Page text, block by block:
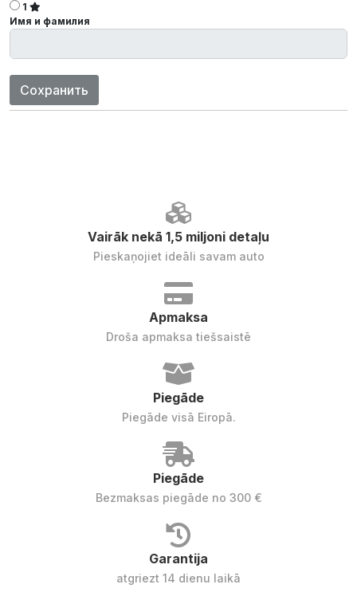
1
Имя и фамилия
Сохранить
Vairāk nekā 1,5 miljoni detaļu
Pieskaņojiet ideāli savam auto
Apmaksa
Droša apmaksa tiešsaistē
Piegāde
Piegāde visā Eiropā.
Piegāde
Bezmaksas piegāde no 300 €
Garantija
atgriezt 14 dienu laikā